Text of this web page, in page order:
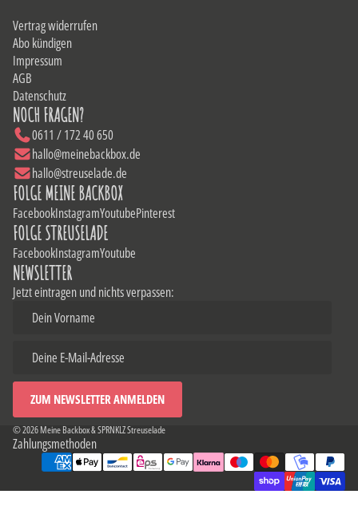
Vertrag widerrufen
Abo kündigen
Impressum
AGB
Datenschutz
NOCH FRAGEN?
0611 / 172 40 650
hallo@meinebackbox.de
hallo@streuselade.de
FOLGE MEINE BACKBOX
FacebookInstagramYoutubePinterest
FOLGE STREUSELADE
FacebookInstagramYoutube
NEWSLETTER
Jetzt eintragen und nichts verpassen:
© 2026Meine Backbox & SPRNKLZ Streuselade
Zahlungsmethoden